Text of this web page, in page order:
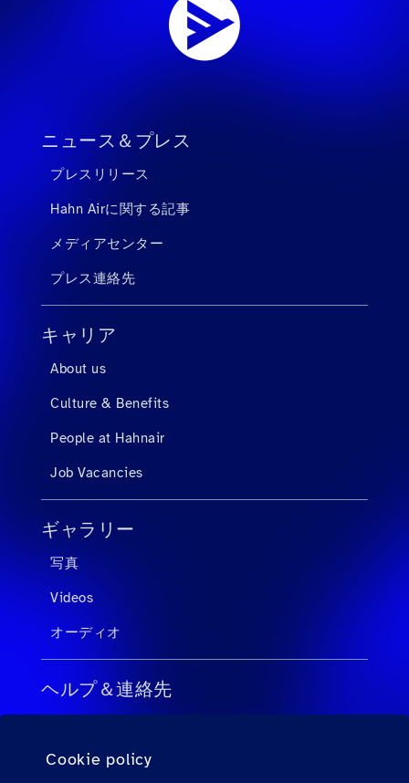
Cookie policy
ニュース＆プレス
プレスリリース
Hahn Airに関する記事
メディアセンター
プレス連絡先
キャリア
About us
Culture & Benefits
People at Hahnair
Job Vacancies
ギャラリー
写真
Videos
オーディオ
ヘルプ＆連絡先
個人旅客向けのFAQ